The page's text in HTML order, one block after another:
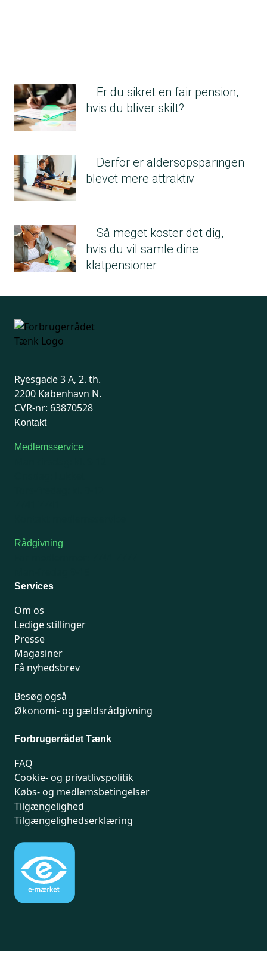
Er du sikret en fair pension,
hvis du bliver skilt?
Derfor er aldersopsparingen
blevet mere attraktiv
Så meget koster det dig,
hvis du vil samle dine
klatpensioner
Ryesgade 3 A, 2. th.
2200 København N.
CVR-nr: 63870528
Kontakt
Medlemsservice
Rådgivning
Services
Om os
Ledige stillinger
Presse
Magasiner
Få nyhedsbrev
Besøg også
Økonomi- og gældsrådgivning
Forbrugerrådet Tænk
FAQ
Cookie- og privatlivspolitik
Købs- og medlemsbetingelser
Tilgængelighed
Tilgængelighedserklæring